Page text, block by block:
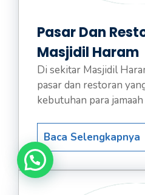
Pasar Dan
Masjidil Haram
Di sekitar Masjidil
pasar dan restoran
kebutuhan para jamaah
Baca Selengkapnya